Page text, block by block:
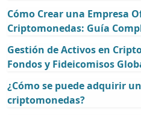
Cómo Crear una Empresa
Criptomonedas: Guía
Gestión de Activos en
Fondos y Fideicomisos
¿Cómo se puede adquirir
criptomonedas?